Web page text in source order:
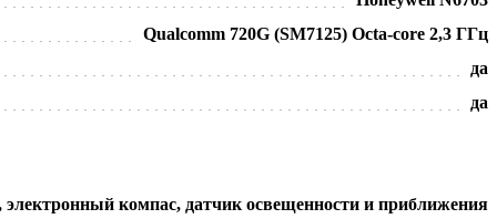
Qualcomm 720G (SM7125) Octa-core 2,3 ГГц
да
да
электронный компас, датчик освещенности и приближения